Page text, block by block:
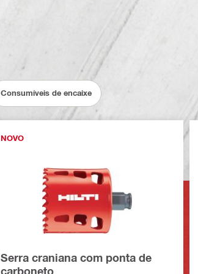
Consumíveis de encaixe
NOVO
Serra craniana com ponta de
carboneto